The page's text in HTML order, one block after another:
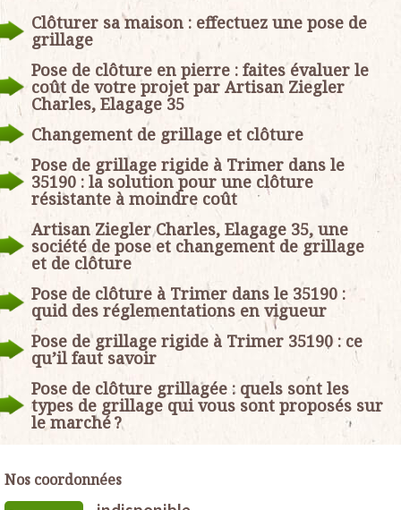
Clôturer sa maison : effectuez une pose de
grillage
Pose de clôture en pierre : faites évaluer le
coût de votre projet par Artisan Ziegler
Charles, Elagage 35
Changement de grillage et clôture
Pose de grillage rigide à Trimer dans le
35190 : la solution pour une clôture
résistante à moindre coût
Artisan Ziegler Charles, Elagage 35, une
société de pose et changement de grillage
et de clôture
Pose de clôture à Trimer dans le 35190 :
quid des réglementations en vigueur
Pose de grillage rigide à Trimer 35190 : ce
qu’il faut savoir
Pose de clôture grillagée : quels sont les
types de grillage qui vous sont proposés sur
le marché ?
Nos coordonnées